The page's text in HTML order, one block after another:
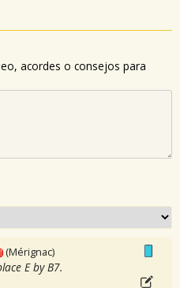
acordes o consejos para
(Mérignac)
E by B7.